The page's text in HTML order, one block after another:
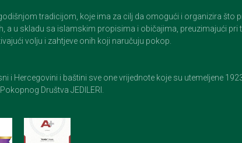
tradicijom, koje ima za cilj da omogući i organizira što
a u skladu sa islamskim propisima i običajima, preuzimajući pri
volju i zahtjeve onih koji naručuju pokop.
i Hercegovini i baštini sve one vrijednote koje su utemeljene
Pokopnog Društva JEDILERI.